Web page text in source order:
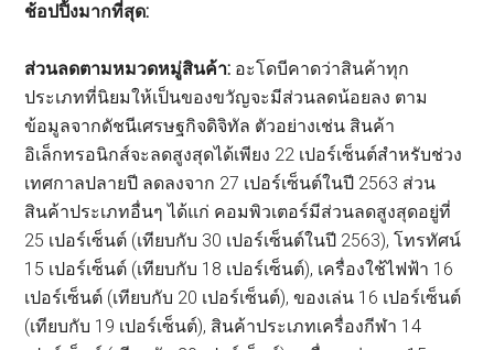
ช้อปปิังมากที่สุด:
ส่วนลดตามหมวดหมู่สินค้า: อะโดบีคาดว่าสินค้าทุก
ประเภทที่นิยมให้เป็นของขวัญจะมีส่วนลดน้อยลง ตาม
ข้อมูลจากดัชนีเศรษฐกิจดิจิทัล ตัวอย่างเช่น สินค้า
อิเล็กทรอนิกส์จะลดสูงสุดได้เพียง 22 เปอร์เซ็นต์สำหรับช่วง
เทศกาลปลายปี ลดลงจาก 27 เปอร์เซ็นต์ในปี 2563 ส่วน
สินค้าประเภทอื่นๆ ได้แก่ คอมพิวเตอร์มีส่วนลดสูงสุดอยู่ที่
25 เปอร์เซ็นต์ (เทียบกับ 30 เปอร์เซ็นต์ในปี 2563), โทรทัศน์
15 เปอร์เซ็นต์ (เทียบกับ 18 เปอร์เซ็นต์), เครื่องใช้ไฟฟ้า 16
เปอร์เซ็นต์ (เทียบกับ 20 เปอร์เซ็นต์), ของเล่น 16 เปอร์เซ็นต์
(เทียบกับ 19 เปอร์เซ็นต์), สินค้าประเภทเครื่องกีฬา 14